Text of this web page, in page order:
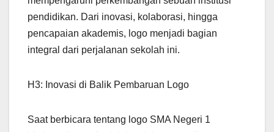
pendidikan. Dari inovasi, kolaborasi, hingga
pencapaian akademis, logo menjadi bagian
integral dari perjalanan sekolah ini.
H3: Inovasi di Balik Pembaruan Logo
Saat berbicara tentang logo SMA Negeri 1